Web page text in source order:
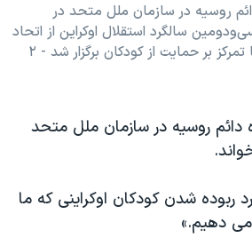
دائم روسیه در سازمان ملل متحد در
سالگرد استقلال اوکراین از اتحاد
جماهیر شوروی سابق، با تمرکز بر حمایت از کودکان برگزار شد - ۲
دائم روسیه در سازمان ملل متحد
ربوده شدن کودکان اوکراینی که ما
می دهیم.»